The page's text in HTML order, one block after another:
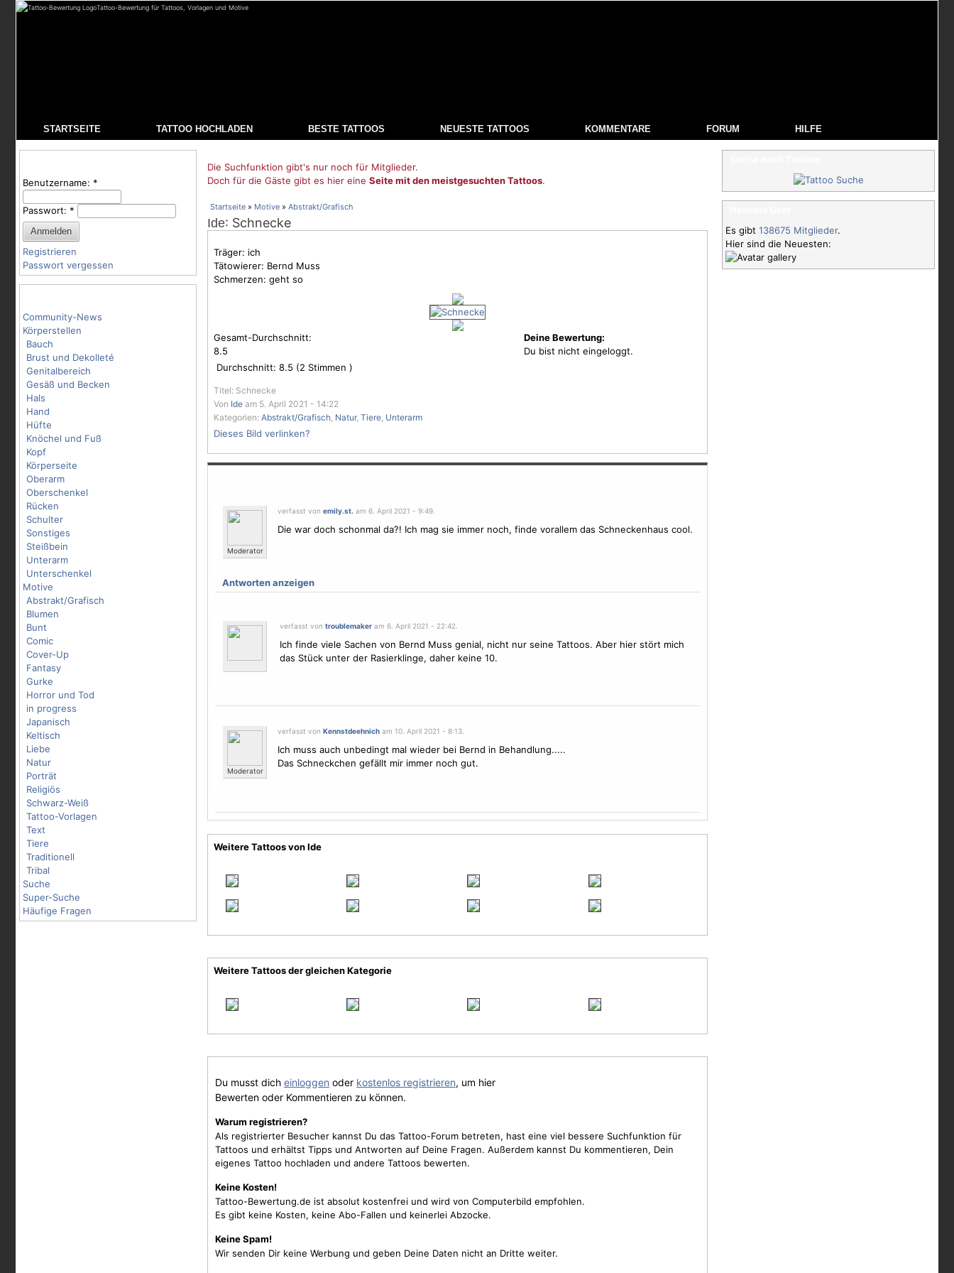
Tattoo-Bewertung für Tattoos, Vorlagen und Motive
STARTSEITE TATTOO HOCHLADEN BESTE TATTOOS NEUESTE TATTOOS KOMMENTARE FORUM HILFE
Benutzername: *
Passwort: *
Registrieren
Passwort vergessen
Community-News
Körperstellen
Bauch
Brust und Dekolleté
Genitalbereich
Gesäß und Becken
Hals
Hand
Hüfte
Knöchel und Fuß
Kopf
Körperseite
Oberarm
Oberschenkel
Rücken
Schulter
Sonstiges
Steißbein
Unterarm
Unterschenkel
Motive
Abstrakt/Grafisch
Blumen
Bunt
Comic
Cover-Up
Fantasy
Gurke
Horror und Tod
in progress
Japanisch
Keltisch
Liebe
Natur
Porträt
Religiös
Schwarz-Weiß
Tattoo-Vorlagen
Text
Tiere
Traditionell
Tribal
Suche
Super-Suche
Häufige Fragen
Die Suchfunktion gibt's nur noch für Mitglieder.
Doch für die Gäste gibt es hier eine Seite mit den meistgesuchten Tattoos.
Startseite » Motive » Abstrakt/Grafisch
Ide: Schnecke
Träger: ich
Tätowierer: Bernd Muss
Schmerzen: geht so
Gesamt-Durchschnitt:
8.5
Durchschnitt: 8.5 (2 Stimmen )
Deine Bewertung:
Du bist nicht eingeloggt.
Titel: Schnecke
Von Ide am 5. April 2021 - 14:22
Kategorien: Abstrakt/Grafisch, Natur, Tiere, Unterarm
Dieses Bild verlinken?
Moderator
verfasst von emily.st. am 6. April 2021 - 9:49.
Die war doch schonmal da?! Ich mag sie immer noch, finde vorallem das Schneckenhaus cool.
Antworten anzeigen
verfasst von troublemakeram 6. April 2021 - 22:42.
Ich finde viele Sachen von Bernd Muss genial, nicht nur seine Tattoos. Aber hier stört mich
das Stück unter der Rasierklinge, daher keine 10.
Moderator
verfasst von Kennstdeehnicham 10. April 2021 - 8:13.
Ich muss auch unbedingt mal wieder bei Bernd in Behandlung.....
Das Schneckchen gefällt mir immer noch gut.
Weitere Tattoos von Ide
Weitere Tattoos der gleichen Kategorie
Du musst dich einloggen oder kostenlos registrieren, um hier
Bewerten oder Kommentieren zu können.
Warum registrieren?
Als registrierter Besucher kannst Du das Tattoo-Forum betreten, hast eine viel bessere Suchfunktion für
Tattoos und erhältst Tipps und Antworten auf Deine Fragen. Außerdem kannst Du kommentieren, Dein
eigenes Tattoo hochladen und andere Tattoos bewerten.
Keine Kosten!
Tattoo-Bewertung.de ist absolut kostenfrei und wird von Computerbild empfohlen.
Es gibt keine Kosten, keine Abo-Fallen und keinerlei Abzocke.
Keine Spam!
Wir senden Dir keine Werbung und geben Deine Daten nicht an Dritte weiter.
Es gibt 138675 Mitglieder.
Hier sind die Neuesten: